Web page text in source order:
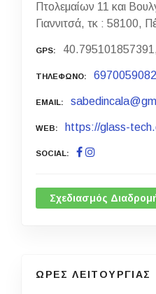
Πτολεμαίων 11 και
Γιαννιτσά, τκ : 58100,
GPS
ΤΗΛΕΦΩΝΟ 6970059082
EMAIL
WEB https://glass-
SOCIAL
Σχεδιασμός
ΩΡΕΣ ΛΕΙΤΟΥΡΓΙΑΣ